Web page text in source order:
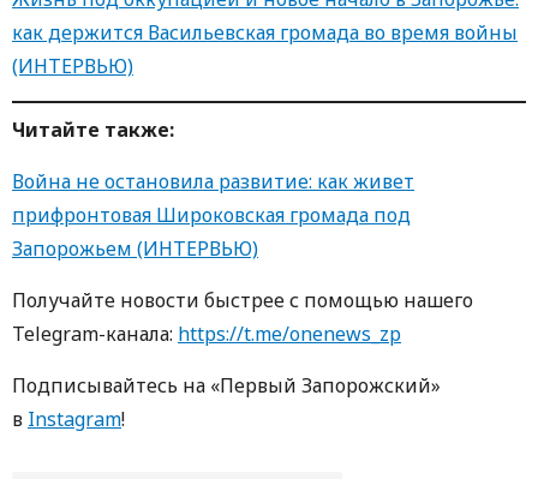
как держится Васильевская громада во время войны
(ИНТЕРВЬЮ)
Читайте также:
Война не остановила развитие: как живет
прифронтовая Широковская громада под
Запорожьем (ИНТЕРВЬЮ)
Получайте новости быстрее с помощью нашего
Telegram-канала: https://t.me/onenews_zp
Подписывайтесь на «Первый Запорожский»
в Instagram!